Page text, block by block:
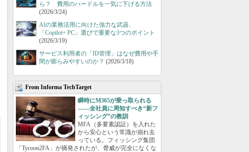
ら？ 費用のハードルを一気に下げる方法
(2026/3/24)
AIの業務活用に向けた強力な武器、
「Copilot+ PC」選びで重要な3つのポイント
(2026/3/19)
サービス利用者の「ID管理」はなぜ費用や手
間が膨らみやすいのか？ (2026/3/18)
From Informa TechTarget
瞬時にM365が乗っ取られる
――全社員に周知すべき“新フ
ィッシング”の教訓
MFA（多要素認証）を入れた
から安心という常識が崩れ去
っている。フィッシング集団
「Tycoon2FA」が摘発されたが、脅威が完全になくな